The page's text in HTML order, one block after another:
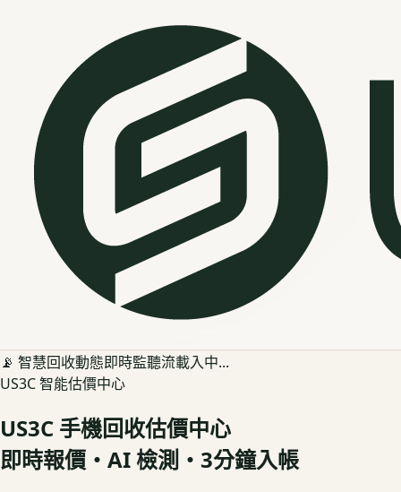
📡 智慧回收動態即時監聽流載入中...
US3C 智能估價中心
US3C 手機回收估價中心
即時報價・AI 檢測・3分鐘入帳